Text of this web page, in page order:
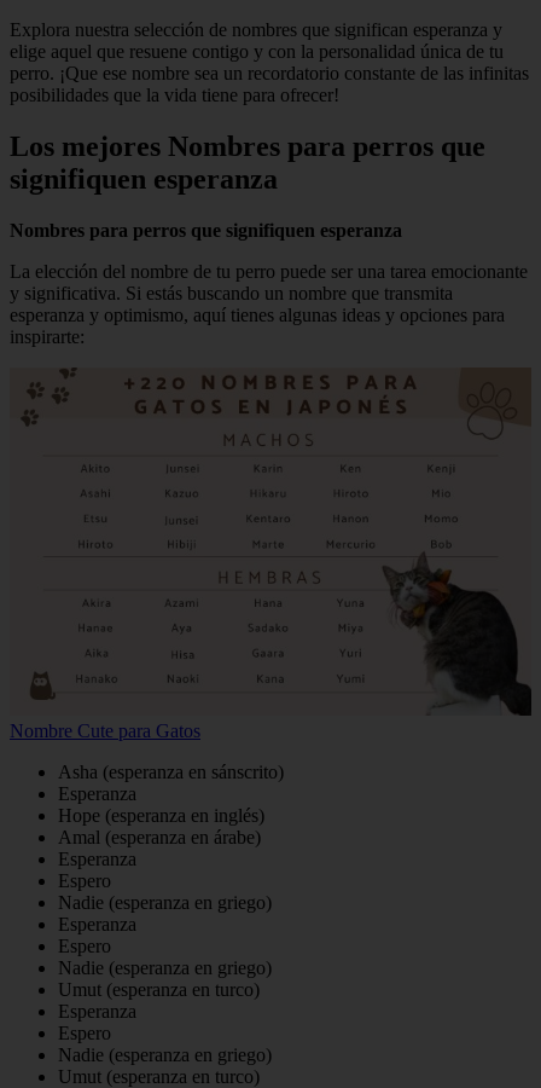
Explora nuestra selección de nombres que significan esperanza y
elige aquel que resuene contigo y con la personalidad única de tu
perro. ¡Que ese nombre sea un recordatorio constante de las infinitas
posibilidades que la vida tiene para ofrecer!
Los mejores Nombres para perros que
signifiquen esperanza
Nombres para perros que signifiquen esperanza
La elección del nombre de tu perro puede ser una tarea emocionante
y significativa. Si estás buscando un nombre que transmita
esperanza y optimismo, aquí tienes algunas ideas y opciones para
inspirarte:
Nombre Cute para Gatos
Asha (esperanza en sánscrito)
Esperanza
Hope (esperanza en inglés)
Amal (esperanza en árabe)
Esperanza
Espero
Nadie (esperanza en griego)
Esperanza
Espero
Nadie (esperanza en griego)
Umut (esperanza en turco)
Esperanza
Espero
Nadie (esperanza en griego)
Umut (esperanza en turco)